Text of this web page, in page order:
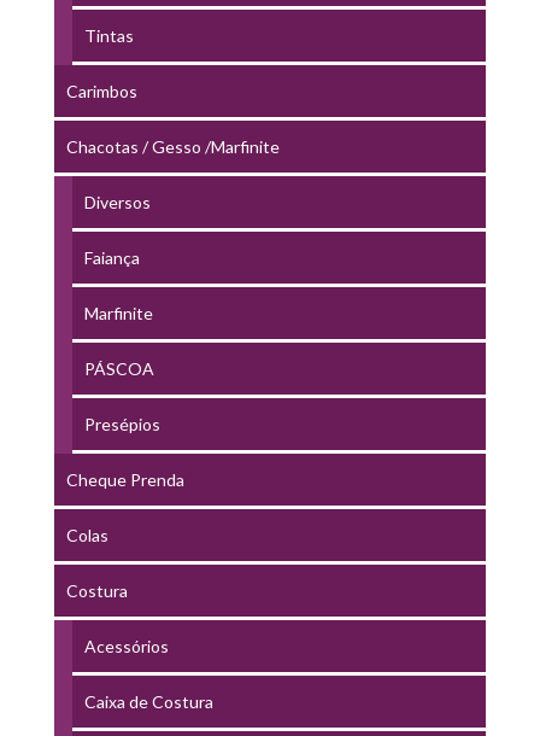
Tintas
Carimbos
Chacotas / Gesso /Marfinite
Diversos
Faiança
Marfinite
PÁSCOA
Presépios
Cheque Prenda
Colas
Costura
Acessórios
Caixa de Costura